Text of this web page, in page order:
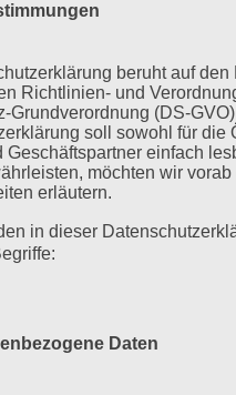
beruht auf
Richtlinien- und
Grundverordnung (DS-
soll sowohl für die
Geschäftspartner einfach
möchten wir
erläutern.
in dieser
Daten